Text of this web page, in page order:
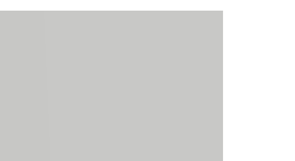
fiecare detaliu fiind atent selectat